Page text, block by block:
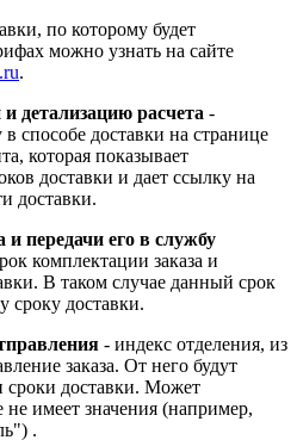
по которому будет
можно узнать на сайте
.
детализацию расчета -
способе доставки на странице
которая показывает
доставки и дает ссылку на
доставки.
передачи его в службу
комплектации заказа и
В таком случае данный срок
сроку доставки.
- индекс отделения, из
заказа. От него будут
сроки доставки. Может
не имеет значения (например,
.